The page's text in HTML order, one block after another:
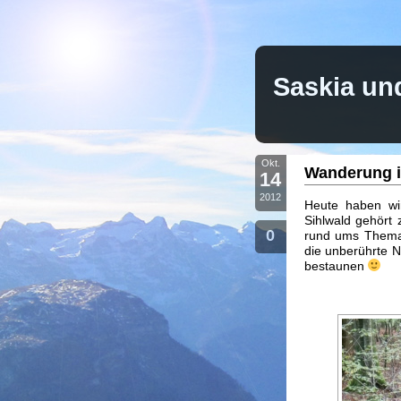
Saskia
Okt.
14
2012
0
Wanderung
Heute haben
Sihlwald gehört
rund ums
die unberührte
bestaunen